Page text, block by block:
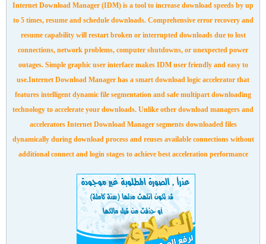
Internet Download Manager (IDM) is a tool to increase download speeds by up
to 5 times, resume and schedule downloads. Comprehensive error recovery and
resume capability will restart broken or interrupted downloads due to lost
connections, network problems, computer shutdowns, or unexpected power
outages. Simple graphic user interface makes IDM user friendly and easy to
use.Internet Download Manager has a smart download logic accelerator that
features intelligent dynamic file segmentation and safe multipart downloading
technology to accelerate your downloads. Unlike other download managers and
accelerators Internet Download Manager segments downloaded files
dynamically during download process and reuses available connections without
additional connect and login stages to achieve best acceleration performance